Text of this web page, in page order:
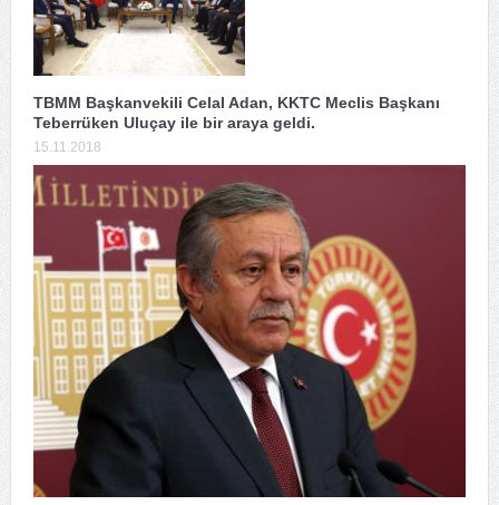
TBMM Başkanvekili Celal Adan, KKTC Meclis Başkanı
Teberrüken Uluçay ile bir araya geldi.
15.11.2018